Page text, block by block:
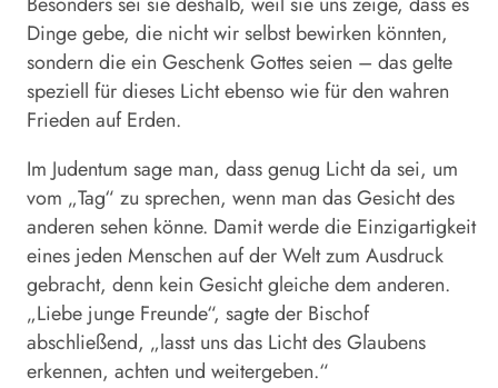
Dinge gebe, die nicht wir selbst bewirken könnten,
sondern die ein Geschenk Gottes seien – das gelte
speziell für dieses Licht ebenso wie für den wahren
Frieden auf Erden.
Im Judentum sage man, dass genug Licht da sei, um
vom „Tag“ zu sprechen, wenn man das Gesicht des
anderen sehen könne. Damit werde die Einzigartigkeit
eines jeden Menschen auf der Welt zum Ausdruck
gebracht, denn kein Gesicht gleiche dem anderen.
„Liebe junge Freunde“, sagte der Bischof
abschließend, „lasst uns das Licht des Glaubens
erkennen, achten und weitergeben.“